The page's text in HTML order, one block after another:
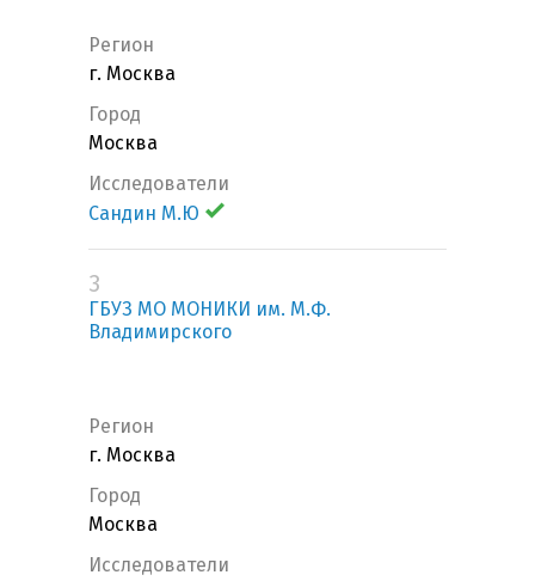
Регион
г. Москва
Город
Москва
Исследователи
Сандин М.Ю
3
ГБУЗ МО МОНИКИ им. М.Ф.
Владимирского
Регион
г. Москва
Город
Москва
Исследователи